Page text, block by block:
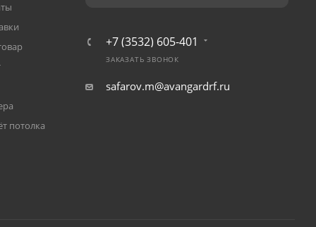
потолка
+7 (3532) 605-401
ЗАКАЗАТЬ ЗВОНОК
safarov.m@avangardrf.ru